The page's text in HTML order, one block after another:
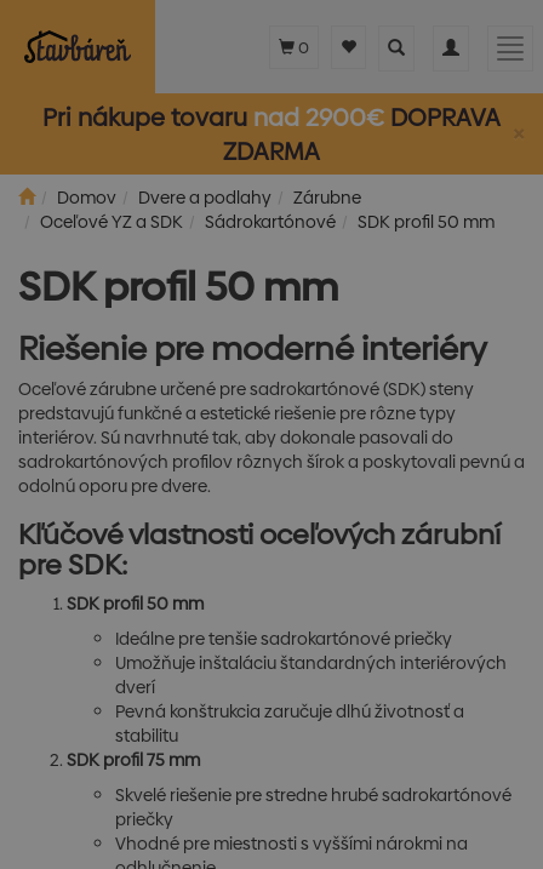
Pri nákupe tovaru nad 2900€ DOPRAVA
ZDARMA
Toggle
Toggle
0
Domov Dvere a podlahy
Zárubne
Oceľové YZ a SDK
Sádrokartónové SDK profil 50 mm
SDK profil 50 mm
Riešenie pre moderné interiéry
Oceľové zárubne určené pre sadrokartónové (SDK) steny
predstavujú funkčné a estetické riešenie pre rôzne typy
interiérov. Sú navrhnuté tak, aby dokonale pasovali do
sadrokartónových profilov rôznych šírok a poskytovali pevnú a
odolnú oporu pre dvere.
Kľúčové vlastnosti oceľových zárubní
pre SDK:
SDK profil 50 mm
Ideálne pre tenšie sadrokartónové priečky
Umožňuje inštaláciu štandardných interiérových
dverí
Pevná konštrukcia zaručuje dlhú životnosť a
stabilitu
SDK profil 75 mm
Skvelé riešenie pre stredne hrubé sadrokartónové
priečky
Vhodné pre miestnosti s vyššími nárokmi na